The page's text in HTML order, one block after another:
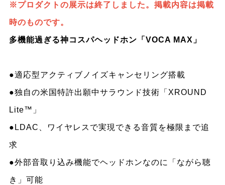
※プロダクトの展示は終了しました。掲載内容は掲載
時のものです。
多機能過ぎる神コスパヘッドホン「VOCA MAX」
●適応型アクティブノイズキャンセリング搭載
●独自の米国特許出願中サラウンド技術「XROUND
Lite™」
●LDAC、ワイヤレスで実現できる音質を極限まで追
求
●外部音取り込み機能でヘッドホンなのに「ながら聴
き」可能